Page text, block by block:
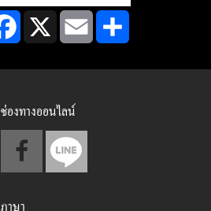
Facebook X Email
ช่องทางออนไลน์